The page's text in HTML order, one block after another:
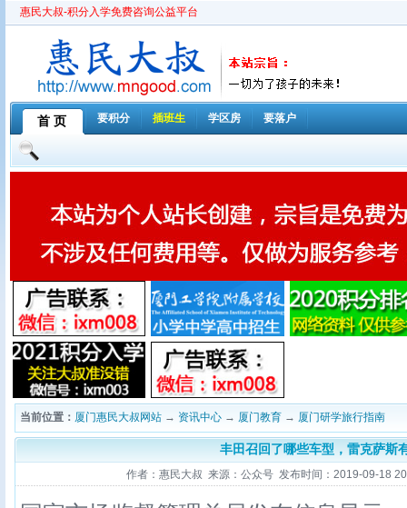
惠民大叔-积分入学免费咨询公益平台
首 页 要积分 插班生 学区房 要落户
当前位置： 厦门惠民大叔网站 → 资讯中心 → 厦门教育 → 厦门研学旅行指南
丰田召回了哪些车型，雷克萨斯
作者：惠民大叔 来源：公众号 发布时间：2019-09-18